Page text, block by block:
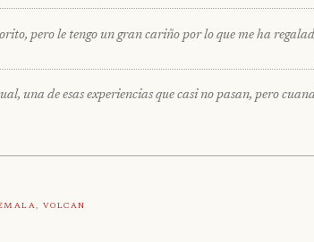
pero le tengo un gran cariño por lo que me ha
una de esas experiencias que casi no pasan, pero
, Volcan